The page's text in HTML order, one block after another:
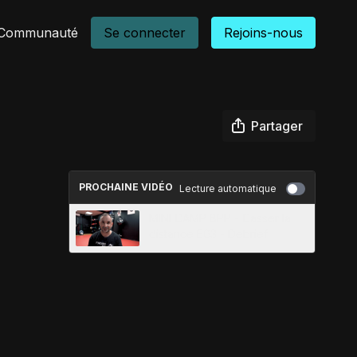
Se connecter Rejoins-nous
Partager
PROCHAINE VIDÉO Lecture automatique